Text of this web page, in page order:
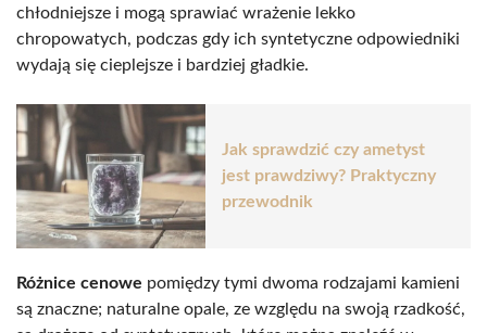
chłodniejsze i mogą sprawiać wrażenie lekko
chropowatych, podczas gdy ich syntetyczne odpowiedniki
wydają się cieplejsze i bardziej gładkie.
Jak sprawdzić czy ametyst
jest prawdziwy? Praktyczny
przewodnik
Różnice cenowe pomiędzy tymi dwoma rodzajami kamieni
są znaczne; naturalne opale, ze względu na swoją rzadkość,